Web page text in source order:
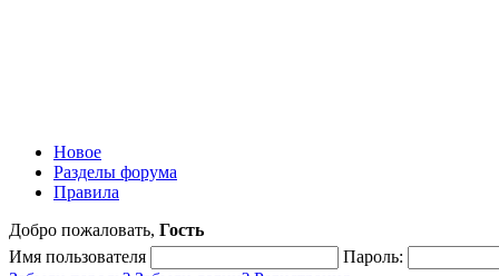
Новое
Разделы форума
Правила
Добро пожаловать, Гость
Имя пользователя
Пароль: